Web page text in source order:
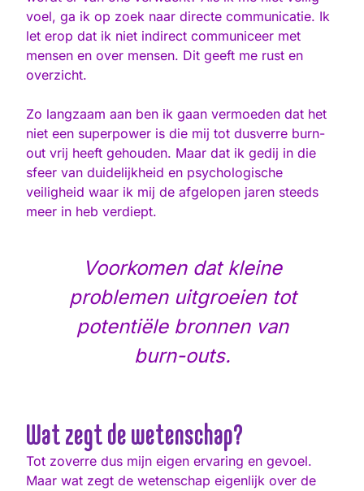
voel, ga ik op zoek naar directe communicatie. Ik
let erop dat ik niet indirect communiceer met
mensen en over mensen. Dit geeft me rust en
overzicht.
Zo langzaam aan ben ik gaan vermoeden dat het
niet een superpower is die mij tot dusverre burn-
out vrij heeft gehouden. Maar dat ik gedij in die
sfeer van duidelijkheid en psychologische
veiligheid waar ik mij de afgelopen jaren steeds
meer in heb verdiept.
Voorkomen dat kleine
problemen uitgroeien tot
potentiële bronnen van
burn-outs.
Wat zegt de wetenschap?
Tot zoverre dus mijn eigen ervaring en gevoel.
Maar wat zegt de wetenschap eigenlijk over de